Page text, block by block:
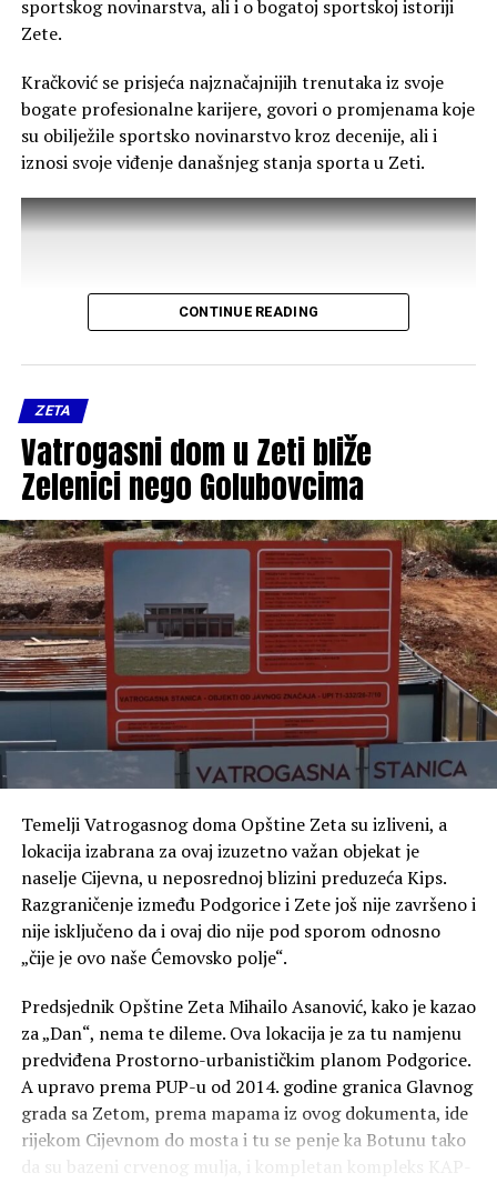
sportskog novinarstva, ali i o bogatoj sportskoj istoriji
Zete.
Kračković se prisjeća najznačajnijih trenutaka iz svoje
bogate profesionalne karijere, govori o promjenama koje
su obilježile sportsko novinarstvo kroz decenije, ali i
iznosi svoje viđenje današnjeg stanja sporta u Zeti.
Poseban dio razgovora posvećen je FK Zeta, Zetskim
sportskim igrama i knjizi „Fudbal u Zeti“, u kojoj je
sabrao gotovo cijeli vijek fudbalske tradicije ovog kraja.
CONTINUE READING
ZETA
Vatrogasni dom u Zeti bliže
Zelenici nego Golubovcima
Temelji Vatrogasnog doma Opštine Zeta su izliveni, a
lokacija izabrana za ovaj izuzetno važan objekat je
naselje Cijevna, u neposrednoj blizini preduzeća Kips.
Razgraničenje između Podgorice i Zete još nije završeno i
nije isključeno da i ovaj dio nije pod sporom odnosno
„čije je ovo naše Ćemovsko polje“.
Predsjednik Opštine Zeta Mihailo Asanović, kako je kazao
za „Dan“, nema te dileme. Ova lokacija je za tu namjenu
predviđena Prostorno-urbanističkim planom Podgorice.
A upravo prema PUP-u od 2014. godine granica Glavnog
grada sa Zetom, prema mapama iz ovog dokumenta, ide
rijekom Cijevnom do mosta i tu se penje ka Botunu tako
da su bazeni crvenog mulja, i kompletan kompleks KAP-